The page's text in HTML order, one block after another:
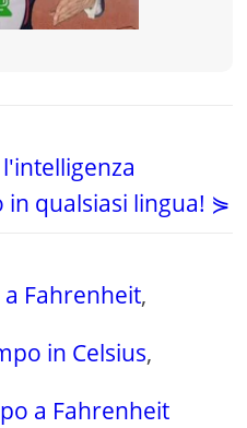
in qualsiasi lingua! ⋟
Fahrenheit,
in Celsius,
a Fahrenheit